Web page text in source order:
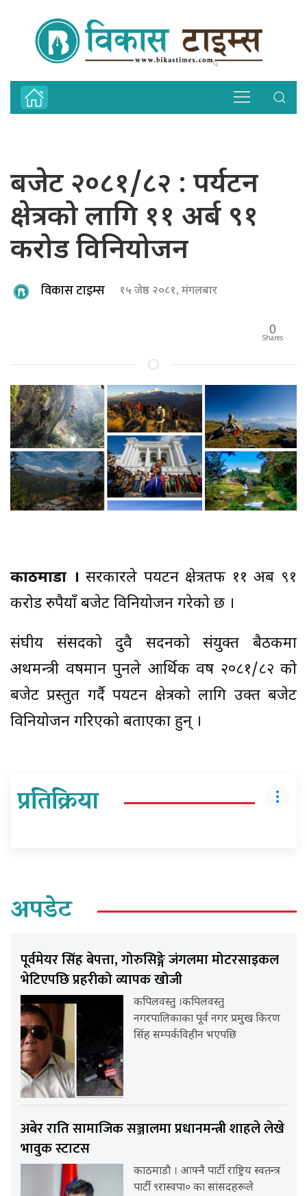
बजेट २०८१/८२ : पर्यटन
क्षेत्रको लागि ११ अर्ब ९१
करोड विनियोजन
विकास टाइम्स १५ जेष्ठ २०८१, मंगलबार
0
Shares
काठमाडौं । सरकारले पर्यटन क्षेत्रतर्फ ११ अर्ब ९१
करोड रुपैयाँ बजेट विनियोजन गरेको छ ।
संघीय संसदको दुवै सदनको संयुक्त बैठकमा
अर्थमन्त्री वर्षमान पुनले आर्थिक वर्ष २०८१/८२ को
बजेट प्रस्तुत गर्दै पर्यटन क्षेत्रको लागि उक्त बजेट
विनियोजन गरिएको बताएका हुन् ।
प्रतिक्रिया
अपडेट
पूर्वमेयर सिंह बेपत्ता, गोरुसिङ्गे जंगलमा मोटरसाइकल
भेटिएपछि प्रहरीको व्यापक खोजी
कपिलवस्तु ।कपिलवस्तु
नगरपालिकाका पूर्व नगर प्रमुख किरण
सिंह सम्पर्कविहीन भएपछि
अबेर राति सामाजिक सञ्जालमा प्रधानमन्त्री शाहले लेखे
भावुक स्टाटस
काठमाडौ । आफ्नै पार्टी राष्ट्रिय स्वतन्त्र
पार्टी ९रास्वपा० का सांसदहरूले